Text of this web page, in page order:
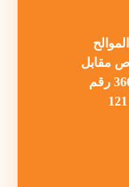
مقابل
كهرباء مسقط رقم المبنى 366 رقم